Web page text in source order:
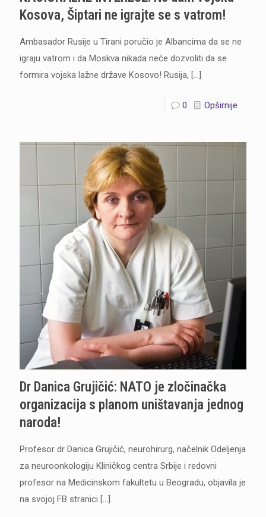
Kosova, Šiptari ne igrajte se s vatrom!
Ambasador Rusije u Tirani poručio je Albancima da se ne
igraju vatrom i da Moskva nikada neće dozvoliti da se
formira vojska lažne države Kosovo! Rusija, […]
0 Opširnije
Dr Danica Grujičić: NATO je zločinačka
organizacija s planom uništavanja jednog
naroda!
Profesor dr Danica Grujičić, neurohirurg, načelnik Odeljenja
za neuroonkologiju Kliničkog centra Srbije i redovni
profesor na Medicinskom fakultetu u Beogradu, objavila je
na svojoj FB stranici […]